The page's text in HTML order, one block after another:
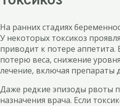
На ранних стадиях
У некоторых токсикоз
приводит к потере
потерю веса, снижение
лечение, включая препараты
Даже редкие эпизоды рвоты
назначения врача. Если